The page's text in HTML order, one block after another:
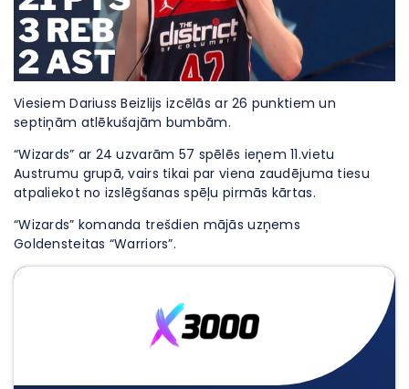
Viesiem Dariuss Beizlijs izcēlās ar 26 punktiem un
septiņām atlēkušajām bumbām.
“Wizards” ar 24 uzvarām 57 spēlēs ieņem 11.vietu
Austrumu grupā, vairs tikai par viena zaudējuma tiesu
atpaliekot no izslēgšanas spēļu pirmās kārtas.
“Wizards” komanda trešdien mājās uzņems
Goldensteitas “Warriors”.